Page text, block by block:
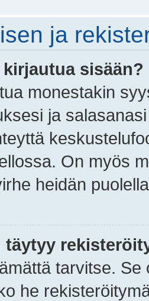
ja
sisään?
monestakin
ja
On myös
heidän
täytyy
tarvitse.
he